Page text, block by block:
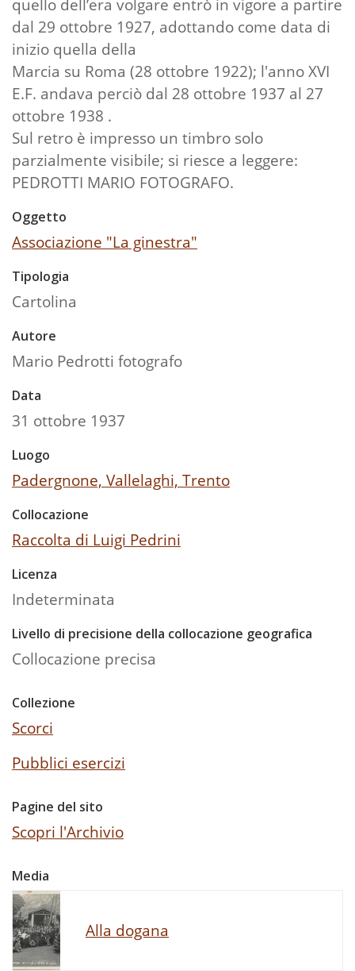
dal 29 ottobre 1927, adottando come data di
inizio quella della
Marcia su Roma (28 ottobre 1922); l'anno XVI
E.F. andava perciò dal 28 ottobre 1937 al 27
ottobre 1938 .
Sul retro è impresso un timbro solo
parzialmente visibile; si riesce a leggere:
PEDROTTI MARIO FOTOGRAFO.
Oggetto
Associazione "La ginestra"
Tipologia
Cartolina
Autore
Mario Pedrotti fotografo
Data
31 ottobre 1937
Luogo
Padergnone, Vallelaghi, Trento
Collocazione
Raccolta di Luigi Pedrini
Licenza
Indeterminata
Livello di precisione della collocazione geografica
Collocazione precisa
Collezione
Scorci
Pubblici esercizi
Pagine del sito
Scopri l'Archivio
Media
Alla dogana